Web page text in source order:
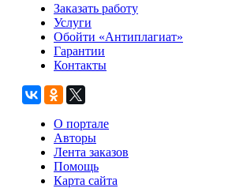
Заказать работу
Услуги
Обойти «Антиплагиат»
Гарантии
Контакты
О портале
Авторы
Лента заказов
Помощь
Карта сайта